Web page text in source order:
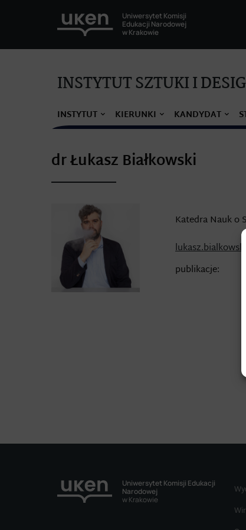
Uniwersytet Komisji
Edukacji Narodowej
w Krakowie
INSTYTUT SZTUKI I
INSTYTUT KIERUNKI KANDYDAT
dr Łukasz Białkowski
Katedra Nauk o
publikacje:
Uniwersytet Komisji Edukacji
Narodowej
w Krakowie